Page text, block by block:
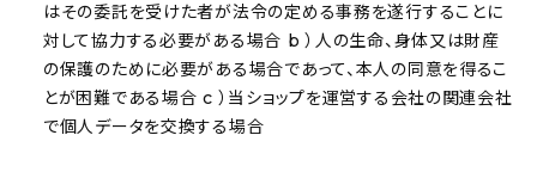
ギフト
キッズ
はその委託を受けた者が法令の定める事務を遂行することに
対して協力する必要がある場合 b ）人の生命、身体又は財産
の保護のために必要がある場合であって、本人の同意を得るこ
とが困難である場合 c ）当ショップを運営する会社の関連会社
で個人データを交換する場合